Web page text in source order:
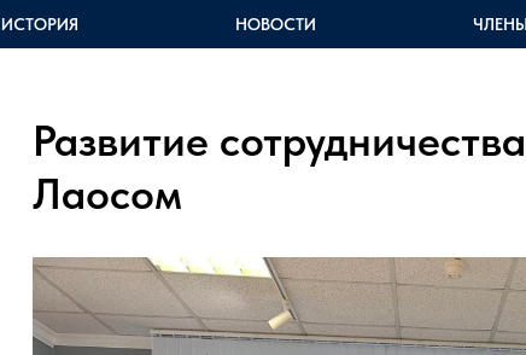
ИСТОРИЯ НОВОСТИ
Развитие
Лаосом